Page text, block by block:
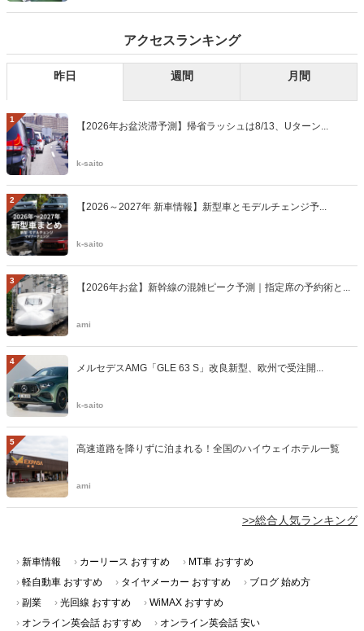
す。タイヤの交換時期から交換場所別の費用相場、交換したタイヤの
保管方法を紹介する記事をまとめました。
アクセスランキング
昨日 週間 月間
1
【2026年お盆渋滞予測】帰省ラッシュは8/13、Uターン...
k-saito
2
【2026～2027年 新車情報】新型車とモデルチェンジ予...
k-saito
3
【2026年お盆】新幹線の混雑ピーク予測｜指定席の予約術と...
ami
4
メルセデスAMG「GLE 63 S」改良新型、欧州で受注開...
k-saito
5
高速道路を降りずに泊まれる！全国のハイウェイホテル一覧
ami
>>総合人気ランキング
新車情報 カーリース おすすめ
MT車 おすすめ
軽自動車 おすすめ
タイヤメーカー おすすめ
ブログ 始め方
副業
光回線 おすすめ
WiMAX おすすめ
オンライン英会話 おすすめ
オンライン英会話 安い